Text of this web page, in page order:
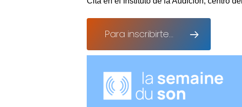
Para inscribirte...